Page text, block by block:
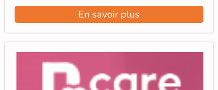
En savoir plus